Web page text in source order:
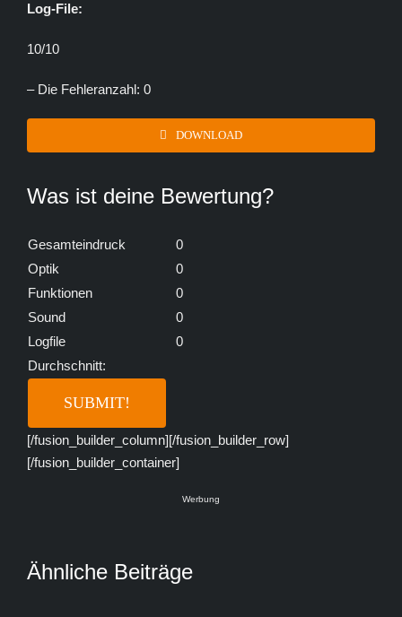
Log-File:
10/10
– Die Fehleranzahl: 0
DOWNLOAD
Was ist deine Bewertung?
Gesamteindruck
0
Optik
0
Funktionen
0
Sound
0
Logfile
0
Durchschnitt:
[/fusion_builder_column][/fusion_builder_row]
[/fusion_builder_container]
Werbung
Ähnliche Beiträge